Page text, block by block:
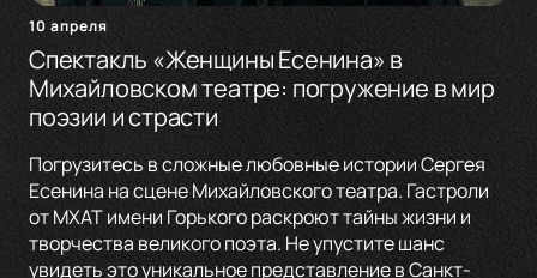
10 апреля
Спектакль «Женщины Есенина» в
Михайловском театре: погружение в мир
поэзии и страсти
Погрузитесь в сложные любовные истории Сергея
Есенина на сцене Михайловского театра. Гастроли
от МХАТ имени Горького раскроют тайны жизни и
творчества великого поэта. Не упустите шанс
увидеть это уникальное представление в Санкт-